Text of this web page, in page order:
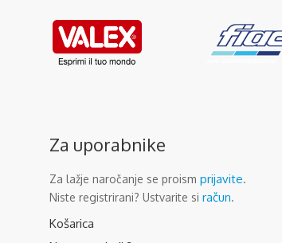
Za uporabnike
Za lažje naročanje se proism prijavite.
Niste registrirani? Ustvarite si račun.
Košarica